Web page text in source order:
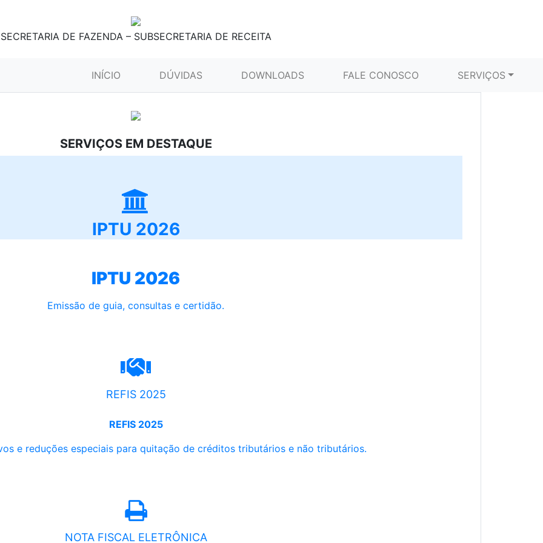
SECRETARIA DE FAZENDA – SUBSECRETARIA DE RECEITA
INÍCIO (CURRENT)DÚVIDAS DOWNLOADS FALE CONOSCO SERVIÇOS
SERVIÇOS EM DESTAQUE
IPTU 2026
IPTU 2026
Emissão de guia, consultas e certidão.
REFIS 2025
REFIS 2025
e reduções especiais para quitação de créditos tributários e não tributários.
NOTA FISCAL ELETRÔNICA